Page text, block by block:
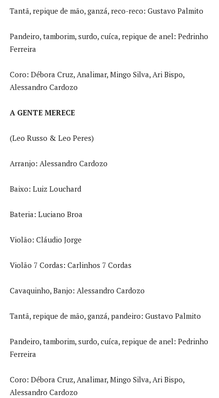
Tantã, repique de mão, ganzá, reco-reco: Gustavo Palmito
Pandeiro, tamborim, surdo, cuíca, repique de anel: Pedrinho
Ferreira
Coro: Débora Cruz, Analimar, Mingo Silva, Ari Bispo,
Alessandro Cardozo
A GENTE MERECE
(Leo Russo & Leo Peres)
Arranjo: Alessandro Cardozo
Baixo: Luiz Louchard
Bateria: Luciano Broa
Violão: Cláudio Jorge
Violão 7 Cordas: Carlinhos 7 Cordas
Cavaquinho, Banjo: Alessandro Cardozo
Tantã, repique de mão, ganzá, pandeiro: Gustavo Palmito
Pandeiro, tamborim, surdo, cuíca, repique de anel: Pedrinho
Ferreira
Coro: Débora Cruz, Analimar, Mingo Silva, Ari Bispo,
Alessandro Cardozo